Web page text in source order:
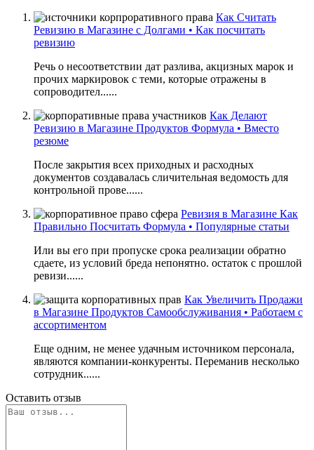
Как Считать
Ревизию в Магазине с Долгами • Как посчитать
ревизию
Речь о несоответствии дат разлива, акцизных марок и
прочих маркировок с теми, которые отражены в
сопроводител......
Как Делают
Ревизию в Магазине Продуктов Формула • Вместо
резюме
После закрытия всех приходных и расходных
документов создавалась сличительная ведомость для
контрольной прове......
Ревизия в Магазине Как
Правильно Посчитать Формула • Популярные статьи
Или вы его при пропуске срока реализации обратно
сдаете, из условий бреда непонятно. остаток с прошлой
ревизи......
Как Увеличить Продажи
в Магазине Продуктов Самообслуживания • Работаем с
ассортиментом
Еще одним, не менее удачным источником персонала,
являются компании-конкуренты. Переманив несколько
сотрудник......
Оставить отзыв